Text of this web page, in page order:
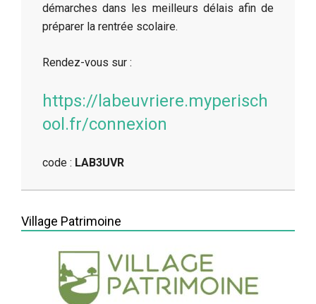
démarches dans les meilleurs délais afin de
préparer la rentrée scolaire.
Rendez-vous sur :
https://labeuvriere.myperisch
ool.fr/connexion
code : LAB3UVR
2026-
21
Village Patrimoine